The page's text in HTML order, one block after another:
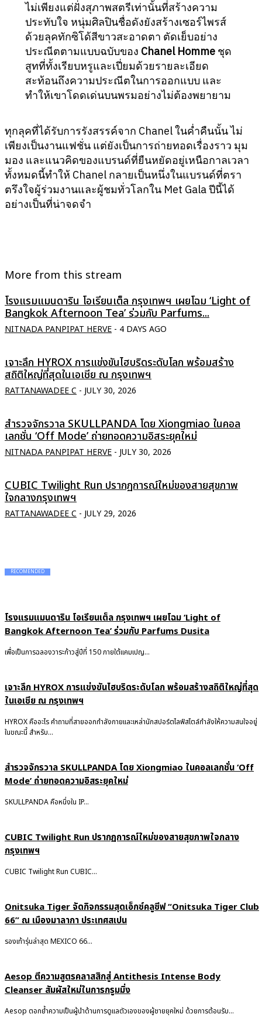
ไม่เพียงแต่ฝั่งสุภาพสตรีเท่านั้นที่สร้างความ
ประทับใจ หนุ่มศิลปินชื่อดังยังสร้างเซอร์ไพรส์
ด้วยลุคทักซิโด้สีขาวสะอาดตา ตัดเย็บอย่าง
ประณีตตามแบบฉบับของ Chanel Hommeชุด
สูทที่ทั้งเรียบหรูและเปี่ยมด้วยรายละเอียด
สะท้อนถึงความประณีตในการออกแบบ และ
ทำให้เขาโดดเด่นบนพรมอย่างไม่ต้องพยายาม
ทุกลุคที่ได้รับการรังสรรค์จาก Chanel ในค่ำคืนนั้น ไม่
เพียงเป็นงานแฟชั่น แต่ยังเป็นการถ่ายทอดเรื่องราว มุม
มอง และแนวคิดของแบรนด์ที่ยืนหยัดอยู่เหนือกาลเวลา
ทั้งหมดนี้ทำให้ Chanel กลายเป็นหนึ่งในแบรนด์ที่ตรา
ตรึงใจผู้ร่วมงานและผู้ชมทั่วโลกใน Met Gala ปีนี้ได้
อย่างเป็นที่น่าจดจำ
More from this stream
โรงแรมแมนดาริน โอเรียนเต็ล กรุงเทพฯ เผยโฉม ‘Light of
Bangkok Afternoon Tea’ ร่วมกับ Parfums...
NITNADA PANPIPAT HERVE - 4 DAYS AGO
เจาะลึก HYROX การแข่งขันไฮบริดระดับโลก พร้อมสร้าง
สถิติใหญ่ที่สุดในเอเชีย ณ กรุงเทพฯ
RATTANAWADEE C - JULY 30, 2026
สำรวจจักรวาล SKULLPANDA โดย Xiongmiao ในคอล
เลกชั่น ‘Off Mode’ ถ่ายทอดความอิสระยุคใหม่
NITNADA PANPIPAT HERVE - JULY 30, 2026
CUBIC Twilight Run ปรากฏการณ์ใหม่ของสายสุขภาพ
ใจกลางกรุงเทพฯ
RATTANAWADEE C - JULY 29, 2026
RECOMENDED
โรงแรมแมนดาริน โอเรียนเต็ล กรุงเทพฯ เผยโฉม ‘Light of
Bangkok Afternoon Tea’ ร่วมกับ Parfums Dusita
เพื่อเป็นการฉลองวาระก้าวสู่ปีที่ 150 ภายใต้แคมเปญ...
เจาะลึก HYROX การแข่งขันไฮบริดระดับโลก พร้อมสร้างสถิติใหญ่ที่สุด
ในเอเชีย ณ กรุงเทพฯ
HYROX คืออะไร คำถามที่สายออกกำลังกายและเหล่านักสปอร์ตไลฟ์สไตล์กำลังให้ความสนใจอยู่
ในขณะนี้ สำหรับ...
สำรวจจักรวาล SKULLPANDA โดย Xiongmiao ในคอลเลกชั่น ‘Off
Mode’ ถ่ายทอดความอิสระยุคใหม่
SKULLPANDA คือหนึ่งใน IP...
CUBIC Twilight Run ปรากฏการณ์ใหม่ของสายสุขภาพใจกลาง
กรุงเทพฯ
CUBIC Twilight Run CUBIC...
Onitsuka Tiger จัดกิจกรรมสุดเอ็กซ์คลูซีฟ “Onitsuka Tiger Club
66” ณ เมืองมาลากา ประเทศสเปน
รองเท้ารุ่นล่าสุด MEXICO 66...
Aesop ตีความสูตรคลาสสิกสู่ Antithesis Intense Body
Cleanser สัมผัสใหม่ในการกรูมมิ่ง
Aesop ตอกย้ำความเป็นผู้นำด้านการดูแลตัวเองของผู้ชายยุคใหม่ ด้วยการต้อนรับ...